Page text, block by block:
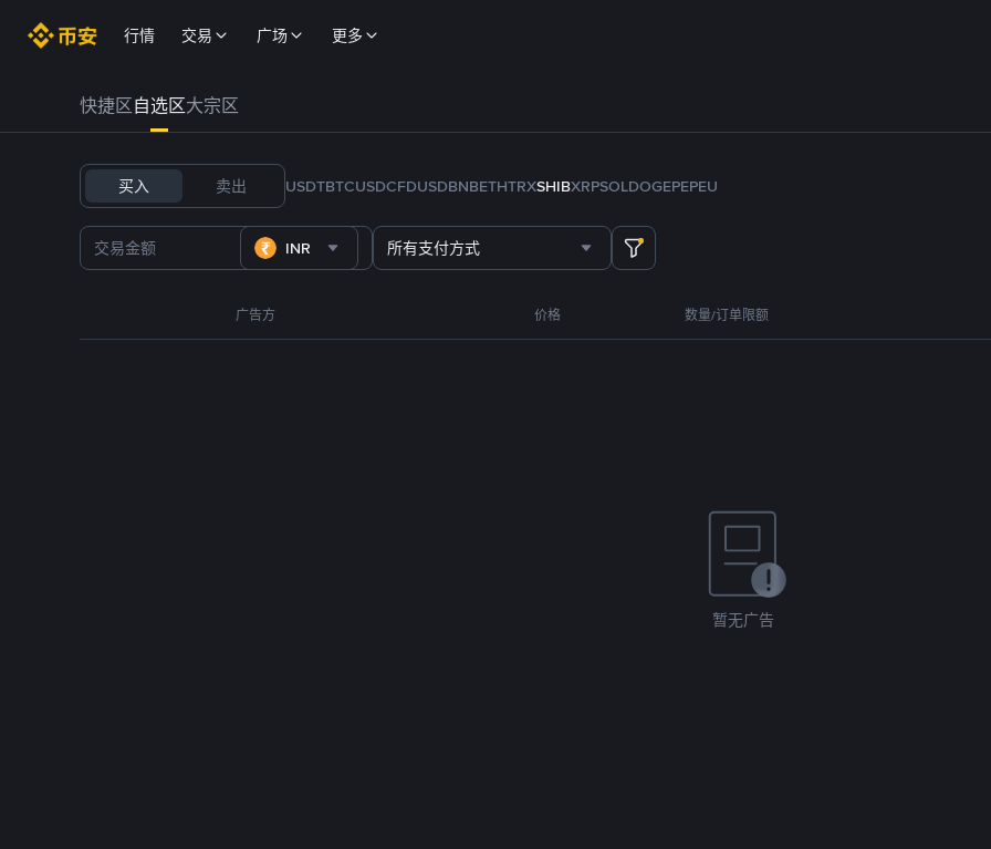
行情 交易 广场 更多
快捷区自选区大宗区
买入 卖出 USDTBTCUSDCFDUSDBNBETHTRXSHIBXRPSOLDOGEPEPEU
INR 所有支付方式
广告方 价格 数量/订单限额
暂无广告